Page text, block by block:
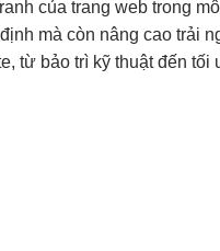
của trang web trong
mà còn nâng cao trải
từ bảo trì kỹ thuật đến tối